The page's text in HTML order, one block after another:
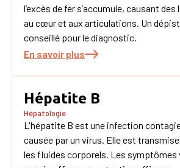
l’excès de fer s’accumule, causant
au cœur et aux articulations. Un
conseillé pour le diagnostic.
En savoir plus
Hépatite B
Hépatologie
L'hépatite B est une infection
causée par un virus. Elle est
les fluides corporels. Les symptômes